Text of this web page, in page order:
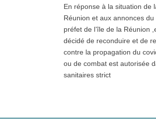
En réponse à la situation de
Réunion et aux annonces
préfet de l’île de la Réunion
décidé de reconduire et de
contre la propagation du
ou de combat est autorisée
sanitaires strict